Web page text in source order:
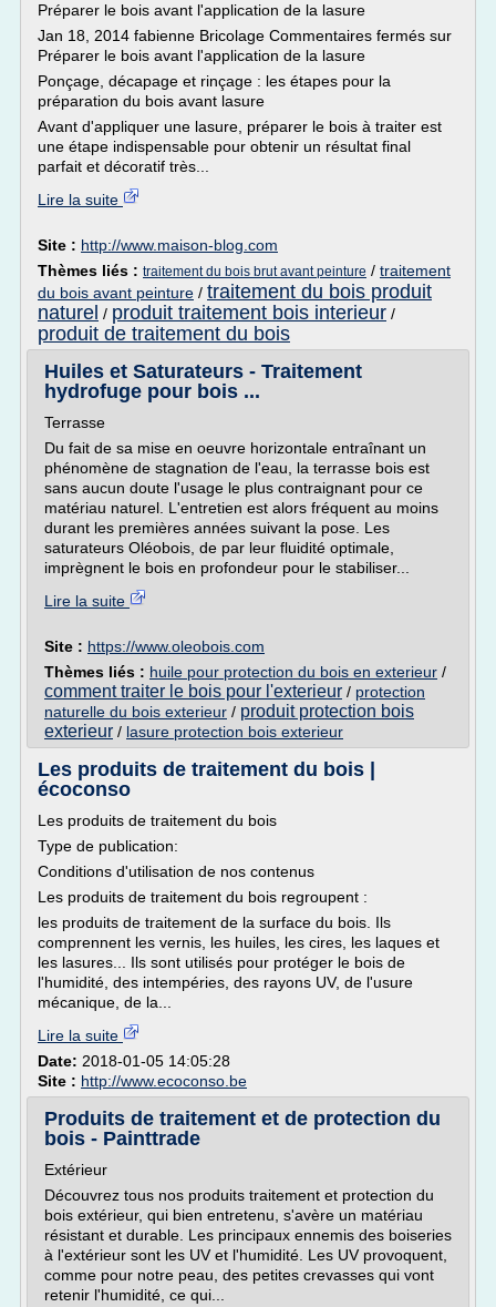
Préparer le bois avant l'application de la lasure
Jan 18, 2014 fabienne Bricolage Commentaires fermés sur
Préparer le bois avant l'application de la lasure
Ponçage, décapage et rinçage : les étapes pour la
préparation du bois avant lasure
Avant d'appliquer une lasure, préparer le bois à traiter est
une étape indispensable pour obtenir un résultat final
parfait et décoratif très...
Lire la suite
Site : http://www.maison-blog.com
Thèmes liés : traitement du bois brut avant peinture / traitement
du bois avant peinture / traitement du bois produit
naturel / produit traitement bois interieur /
produit de traitement du bois
Huiles et Saturateurs - Traitement
hydrofuge pour bois ...
Terrasse
Du fait de sa mise en oeuvre horizontale entraînant un
phénomène de stagnation de l'eau, la terrasse bois est
sans aucun doute l'usage le plus contraignant pour ce
matériau naturel. L'entretien est alors fréquent au moins
durant les premières années suivant la pose. Les
saturateurs Oléobois, de par leur fluidité optimale,
imprègnent le bois en profondeur pour le stabiliser...
Lire la suite
Site : https://www.oleobois.com
Thèmes liés : huile pour protection du bois en exterieur /
comment traiter le bois pour l'exterieur / protection
naturelle du bois exterieur / produit protection bois
exterieur / lasure protection bois exterieur
Les produits de traitement du bois |
écoconso
Les produits de traitement du bois
Type de publication:
Conditions d'utilisation de nos contenus
Les produits de traitement du bois regroupent :
les produits de traitement de la surface du bois. Ils
comprennent les vernis, les huiles, les cires, les laques et
les lasures... Ils sont utilisés pour protéger le bois de
l'humidité, des intempéries, des rayons UV, de l'usure
mécanique, de la...
Lire la suite
Date: 2018-01-05 14:05:28
Site : http://www.ecoconso.be
Produits de traitement et de protection du
bois - Painttrade
Extérieur
Découvrez tous nos produits traitement et protection du
bois extérieur, qui bien entretenu, s'avère un matériau
résistant et durable. Les principaux ennemis des boiseries
à l'extérieur sont les UV et l'humidité. Les UV provoquent,
comme pour notre peau, des petites crevasses qui vont
retenir l'humidité, ce qui...